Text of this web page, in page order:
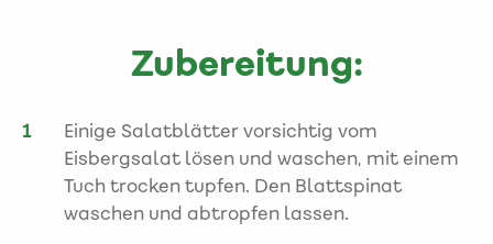
Zubereitung:
Einige Salatblätter vorsichtig vom
Eisbergsalat lösen und waschen, mit einem
Tuch trocken tupfen. Den Blattspinat
waschen und abtropfen lassen.